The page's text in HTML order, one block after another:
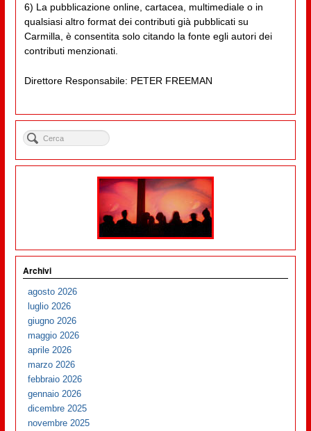
6) La pubblicazione online, cartacea, multimediale o in
qualsiasi altro format dei contributi già pubblicati su
Carmilla, è consentita solo citando la fonte egli autori dei
contributi menzionati.
Direttore Responsabile: PETER FREEMAN
Archivi
agosto 2026
luglio 2026
giugno 2026
maggio 2026
aprile 2026
marzo 2026
febbraio 2026
gennaio 2026
dicembre 2025
novembre 2025